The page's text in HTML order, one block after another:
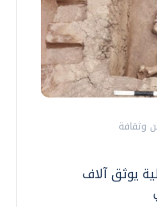
وثقافة
يوثق آلاف